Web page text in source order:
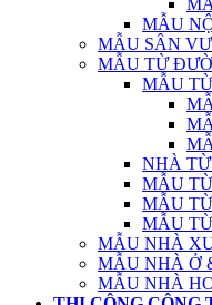
MẪU
MẪU SÂN
MẪU TỪ
MẪU
NHÀ
MẪU
MẪU
MẪU
MẪU NHÀ
MẪU NHÀ Ở
MẪU NHÀ